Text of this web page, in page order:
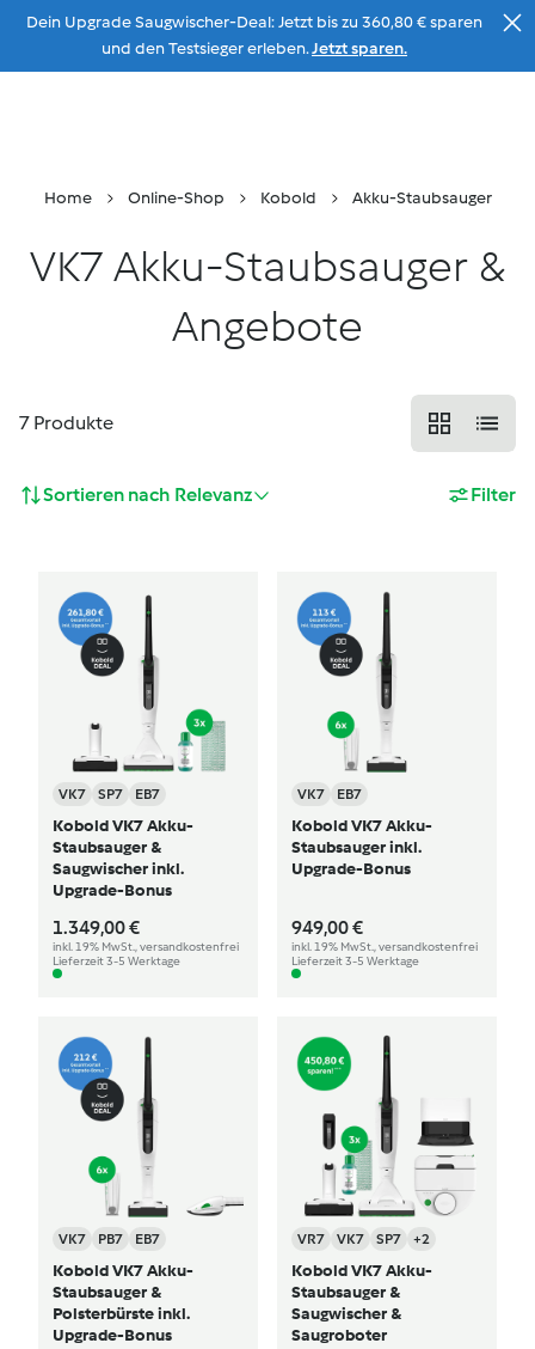
Zum Inhalt
Dein Upgrade Saugwischer-Deal: Jetzt bis zu 360,80 € sparen
und den Testsieger erleben.Jetzt sparen.
Home Online-Shop Kobold Akku-Staubsauger
VK7 Akku-Staubsauger &
Angebote
7 Produkte
Sortieren nach Relevanz Filter
VK7 SP7 EB7
Kobold VK7 Akku-
Staubsauger &
Saugwischer inkl.
Upgrade-Bonus
1.349,00 €
inkl. 19% MwSt., versandkostenfrei
Lieferzeit 3-5 Werktage
VK7 EB7
Kobold VK7 Akku-
Staubsauger inkl.
Upgrade-Bonus
949,00 €
inkl. 19% MwSt., versandkostenfrei
Lieferzeit 3-5 Werktage
VK7 PB7 EB7
Kobold VK7 Akku-
Staubsauger &
Polsterbürste inkl.
Upgrade-Bonus
VR7 VK7 SP7 +2
Kobold VK7 Akku-
Staubsauger &
Saugwischer &
Saugroboter